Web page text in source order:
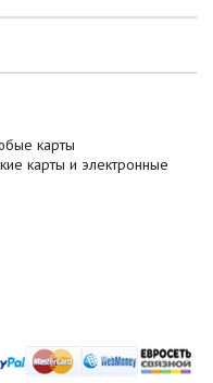
карты
карты и электронные